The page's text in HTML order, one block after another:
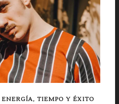
TIEMPO Y ÉXITO